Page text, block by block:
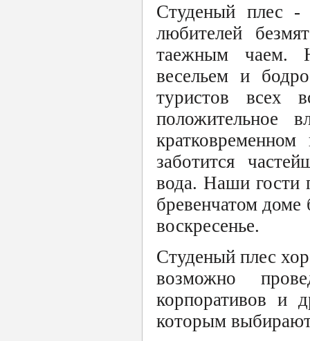
Студеный плес -
любителей
таежным чаем.
весельем и
туристов всех
положительное
заботится
вода. Наши гости
бревенчатом
воскресенье.
Студеный плес
возможно
корпоративов и
которым